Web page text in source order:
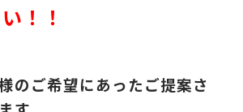
！！
のご希望にあったご提案さ